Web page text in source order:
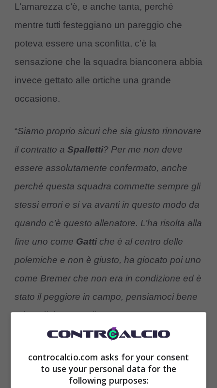
L’amarezza c’è, e anche tanta, perché
mentre tutti festeggiano un pareggio che
poteva essere una sconfitta, c’è la
sensazione che la squadra bianconera abbia
invece gettato alle ortiche una grande
occasione.
“Siamo proprio sicuri che sia giusto rinnovare
il contratto a Spalletti? Per me non deve
essere assolutamente confermato, anche
perché questa squadra commette sempre gli
stessi errori e si va avanti in questo modo da
quando c’è questo allenatore. L’ha risolta alla
fine uno come Gattiche è al centro delle
polemiche e non è giusto, ha giocato poi uno
come Bremer che non era in condizione ed è
stato il peggiore in campo, pensiamoci bene
prima di rinnovare il contratto a questo
allenatore“, le parole chiare di Vessicchio
controcalcio.com asks for your consent
to use your personal data for the
following purposes: